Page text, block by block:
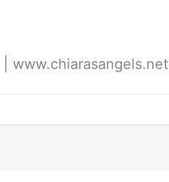
www.chiarasangels.net